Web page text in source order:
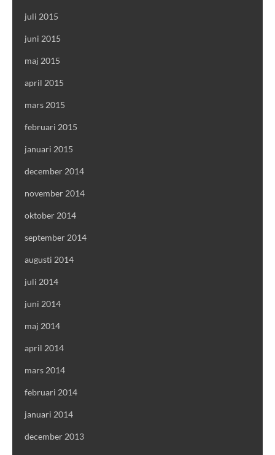
juli 2015
juni 2015
maj 2015
april 2015
mars 2015
februari 2015
januari 2015
december 2014
november 2014
oktober 2014
september 2014
augusti 2014
juli 2014
juni 2014
maj 2014
april 2014
mars 2014
februari 2014
januari 2014
december 2013